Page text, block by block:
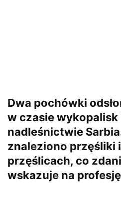
Dwa pochówki
w czasie
nadleśnictwie
znaleziono przęśliki
przęślicach, co
wskazuje na